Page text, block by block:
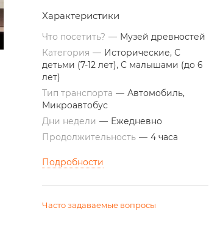
Характеристики
Что посетить? — Музей древностей
Категория — Исторические, С
детьми (7-12 лет), С малышами (до 6
лет)
Тип транспорта — Автомобиль,
Микроавтобус
Дни недели — Ежедневно
Продолжительность — 4 часа
Подробности
Часто задаваемые вопросы